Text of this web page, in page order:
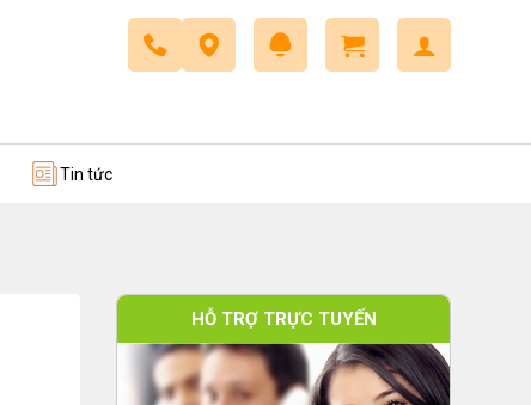
Tin tức
HỖ TRỢ TRỰC TUYẾN